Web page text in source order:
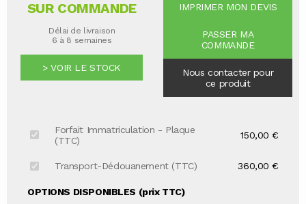
SUR COMMANDE
Délai de livraison
6 à 8 semaines
> VOIR LE STOCK
IMPRIMER MON DEVIS
PASSER MA
COMMANDE
Nous contacter pour
ce produit
Forfait Immatriculation - Plaque
(TTC)
150,00 €
Transport-Dédouanement (TTC) 360,00 €
OPTIONS DISPONIBLES (prix TTC)